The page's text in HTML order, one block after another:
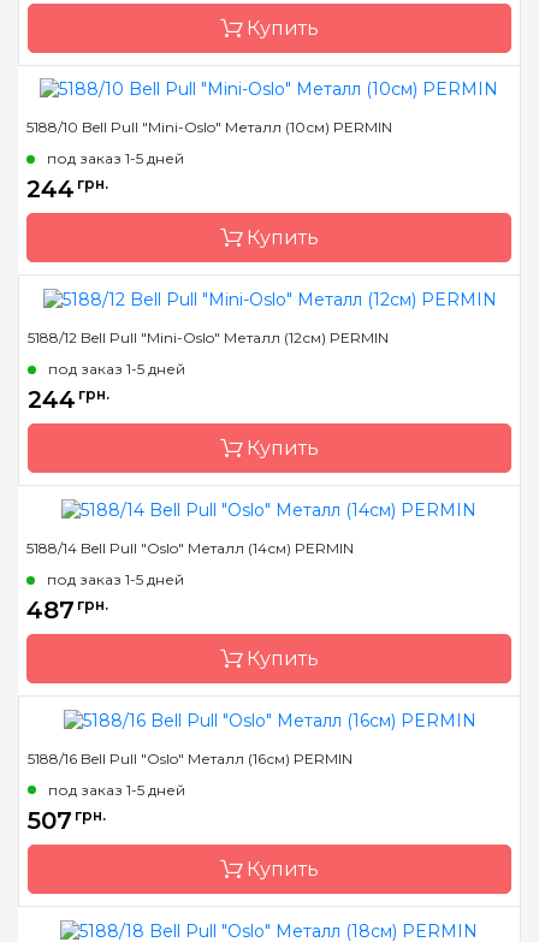
Купить
Размер
Бренд
5188/10 Bell Pull "Mini-Oslo" Металл (10см) PERMIN
под заказ 1-5 дней
244 грн.
Купить
Размер
Бренд
5188/12 Bell Pull "Mini-Oslo" Металл (12см) PERMIN
под заказ 1-5 дней
244 грн.
Купить
Размер
Бренд
Страна-производитель
5188/14 Bell Pull "Oslo" Металл (14см) PERMIN
под заказ 1-5 дней
487 грн.
Купить
Размер
Бренд
Страна-производитель
5188/16 Bell Pull "Oslo" Металл (16см) PERMIN
под заказ 1-5 дней
507 грн.
Купить